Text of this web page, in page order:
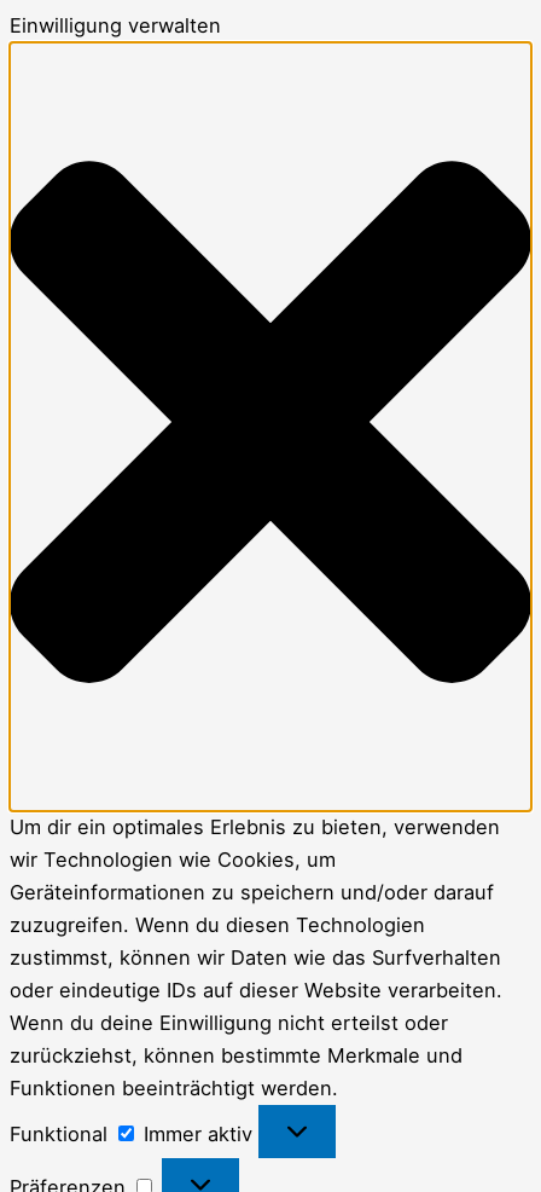
Einwilligung verwalten
Um dir ein optimales Erlebnis zu bieten, verwenden
wir Technologien wie Cookies, um
Geräteinformationen zu speichern und/oder darauf
zuzugreifen. Wenn du diesen Technologien
zustimmst, können wir Daten wie das Surfverhalten
oder eindeutige IDs auf dieser Website verarbeiten.
Wenn du deine Einwilligung nicht erteilst oder
zurückziehst, können bestimmte Merkmale und
Funktionen beeinträchtigt werden.
Funktional
Funktional
Immer aktiv
Präferenzen